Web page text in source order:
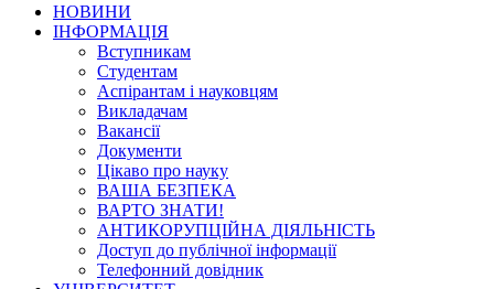
НОВИНИ
ІНФОРМАЦІЯ
Вступникам
Студентам
Аспірантам і науковцям
Викладачам
Вакансії
Документи
Цікаво про науку
ВАША БЕЗПЕКА
ВАРТО ЗНАТИ!
АНТИКОРУПЦІЙНА ДІЯЛЬНІСТЬ
Доступ до публічної інформації
Телефонний довідник